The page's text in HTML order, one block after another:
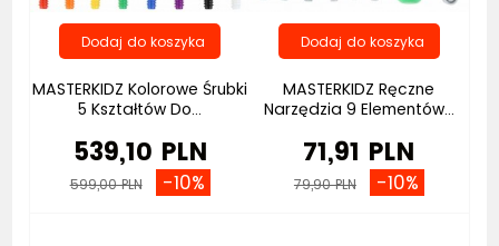
MASTERKIDZ Kolorowe Śrubki
5 Kształtów Do...
539,10 PLN
599,00 PLN -10%
MASTERKIDZ Ręczne
Narzędzia 9 Elementów...
71,91 PLN
79,90 PLN -10%